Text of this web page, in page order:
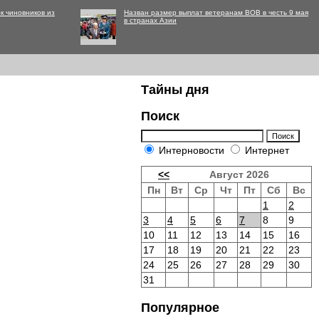
чиновников из
Назван размер выплат ветеранам ВОВ в честь 9 мая
в странах Азии
Тайны дня
Поиск
Интерновости Интернет
<<
Август 2026
Пн
Вт Ср Чт Пт Сб
Вс
1
2
3
4 5 6 7 8
9
10
11 12 13 14 15
16
17
18 19 20 21 22
23
24
25 26 27 28 29
30
31
Популярное